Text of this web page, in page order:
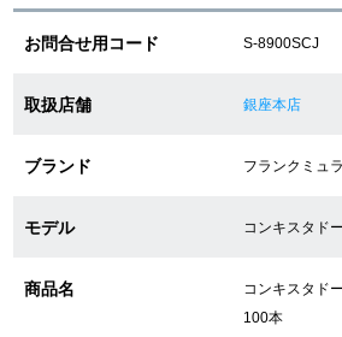
ショッピングローンの流れ
ショップサービ
保証・アフターサービス
お問合せ用コード S-8900SCJ
取扱店舗 銀座本店
ブランド フランクミュ
モデル コンキスタド
商品名
コンキスタド
100本